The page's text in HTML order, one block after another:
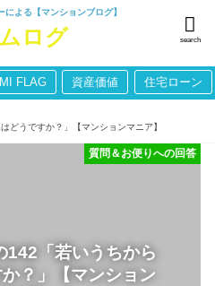
による【マンションブログ】
search
FLAG 資産価値 住宅ローン
うですか？」【マンションマニア】
「若いうちから
？」【マンション
質問＆お便りへの回答